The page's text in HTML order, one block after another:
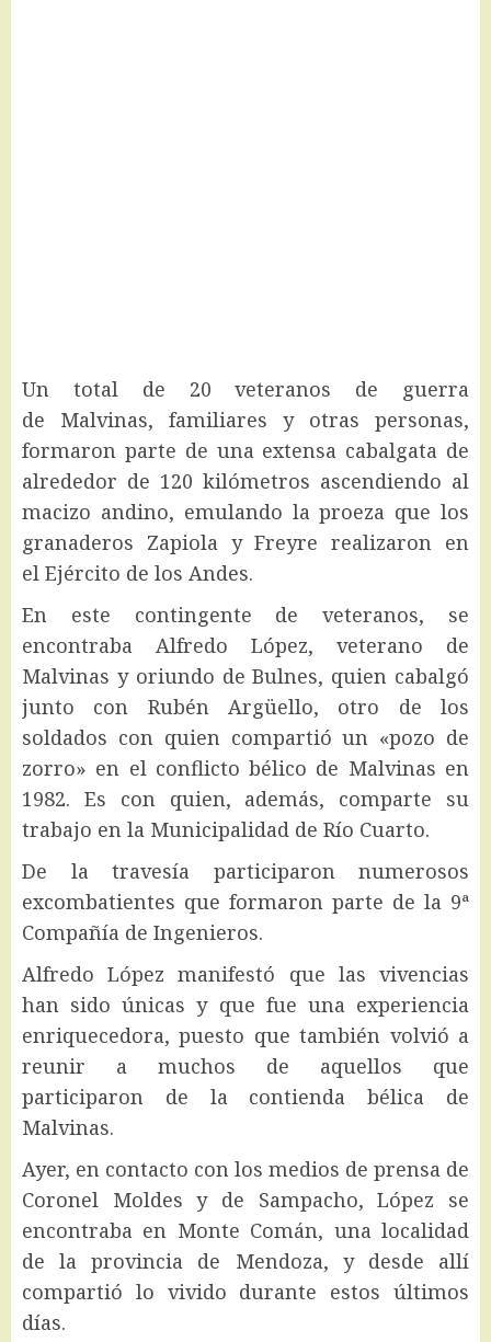
Un total de 20 veteranos de guerra
de Malvinas, familiares y otras personas,
formaron parte de una extensa cabalgata de
alrededor de 120 kilómetros ascendiendo al
macizo andino, emulando la proeza que los
granaderos Zapiola y Freyre realizaron en
el Ejército de los Andes.
En este contingente de veteranos, se
encontraba Alfredo López, veterano de
Malvinas y oriundo de Bulnes, quien cabalgó
junto con Rubén Argüello, otro de los
soldados con quien compartió un «pozo de
zorro» en el conflicto bélico de Malvinas en
1982. Es con quien, además, comparte su
trabajo en la Municipalidad de Río Cuarto.
De la travesía participaron numerosos
excombatientes que formaron parte de la 9ª
Compañía de Ingenieros.
Alfredo López manifestó que las vivencias
han sido únicas y que fue una experiencia
enriquecedora, puesto que también volvió a
reunir a muchos de aquellos que
participaron de la contienda bélica de
Malvinas.
Ayer, en contacto con los medios de prensa de
Coronel Moldes y de Sampacho, López se
encontraba en Monte Comán, una localidad
de la provincia de Mendoza, y desde allí
compartió lo vivido durante estos últimos
días.